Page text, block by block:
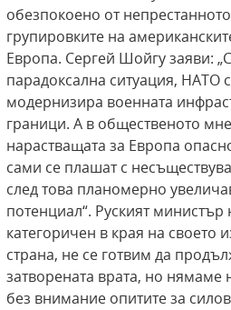
обезпокоено от
групировките на
Европа. Сергей Шойгу заяви:
парадоксална ситуация, НАТО
модернизира военната
граници. А в общественото
нарастващата за Европа
сами се плашат с
след това планомерно
потенциал“. Руският министър
категоричен в края на своето
страна, не се готвим да
затворената врата, но нямаме
без внимание опитите за